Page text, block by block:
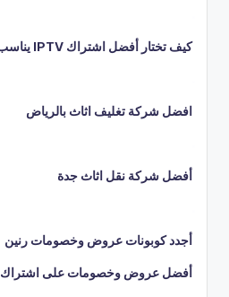
كيف تختار أفضل اشتراك IPTV يناسب احتياجاتك؟
افضل شركة تغليف اثاث بالرياض
أفضل شركة نقل اثاث جدة
أجدد كوبونات عروض وخصومات رنين
أفضل عروض وخصومات على اشتراك IPTV